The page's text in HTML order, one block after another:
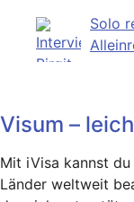
Solo
Visum –
Mit iVisa kannst
Länder weltweit